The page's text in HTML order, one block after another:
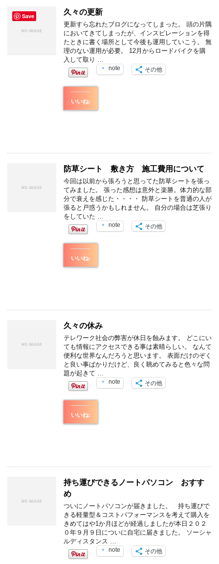
久々の更新
更新すら忘れたブログになってしまった。 頭の片隅
においてきてしまったが、インスピレーションを得
たときに書く場所として今後も運用していこう。 無
理のない運用が必要。 12月からロードバイクを購
入して取り …
note その他
いいね:
防草シート 敷き方 施工費用について
今回は以前から張ろうと思ってた防草シートを張っ
てみました。 張った感想は意外と楽勝。体力的な部
分で衰えを感じた・・・・ 防草シートを普通の人が
張ると戸惑うかもしれません。 自分の場合は芝張り
をしていた …
note その他
いいね:
久々の休み
テレワーク社会の弊害が休日を蝕みます。 どこにい
ても情報にアクセスできる事は素晴らしい。 なんて
便利な世界なんだろうと思います。 表面だけのぞく
と良い事ばかりだけど、良く眺めてみると色々な問
題が起きて …
note その他
いいね:
持ち運びできるノートパソコン おすす
め
ついにノートパソコンが届きました。 持ち運びで
きる軽量型＆コストパフォーマンスを考えて購入を
きめてはや1か月ほどが経過しましたが本日２０２
０年９月９日についに自宅に届きました。 ソーシャ
ルディスタンス …
note その他
Save